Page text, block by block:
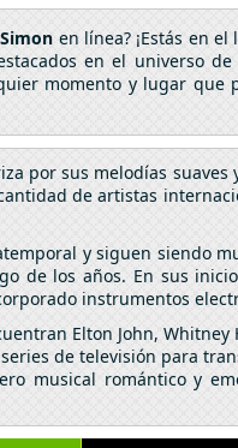
en línea? ¡Estás en
en el universo de
momento y lugar
por sus melodías
de artistas
y siguen siendo
de los años. En sus
instrumentos
Elton John,
de televisión para
musical romántico y